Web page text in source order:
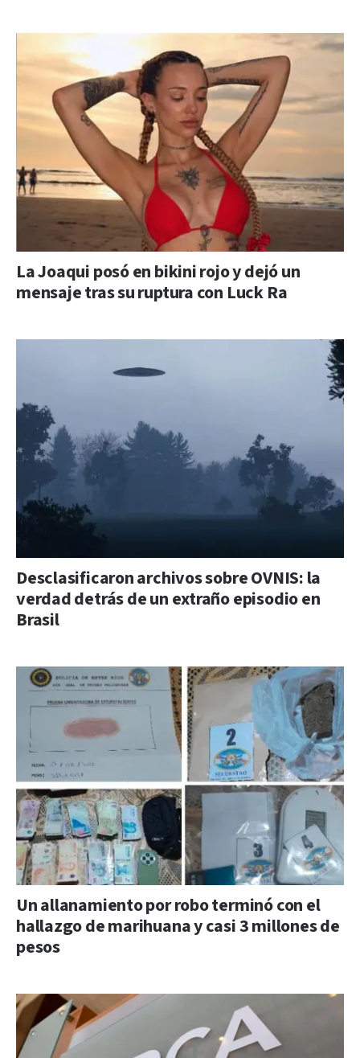
La Joaqui posó en bikini rojo y dejó un
mensaje tras su ruptura con Luck Ra
Desclasificaron archivos sobre OVNIS: la
verdad detrás de un extraño episodio en
Brasil
Un allanamiento por robo terminó con el
hallazgo de marihuana y casi 3 millones de
pesos